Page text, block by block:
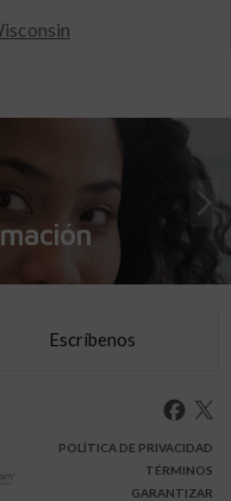
Escríbenos
POLÍTICA DE PRIVACIDAD
TÉRMINOS
GARANTIZAR